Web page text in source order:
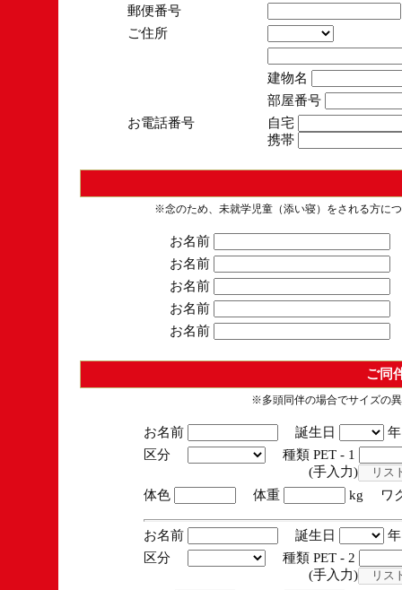
郵便番号
ご住所
建物名
部屋番号
お電話番号
自宅
携帯
※念のため、未就学児童（添い寝）をされる方に
お名前
お名前
お名前
お名前
お名前
ご同
※多頭同伴の場合でサイズの
お名前 誕生日
区分
種類 PET - 1
(手入力)
体色
体重 kg ワ
お名前 誕生日
区分
種類 PET - 2
(手入力)